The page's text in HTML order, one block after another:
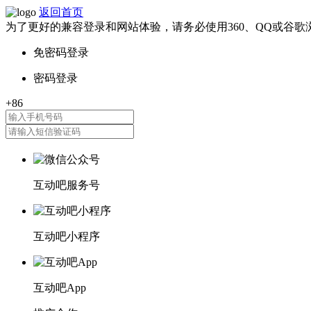
返回首页
为了更好的兼容登录和网站体验，请务必使用360、QQ或谷歌
互动吧服务号
互动吧小程序
互动吧App